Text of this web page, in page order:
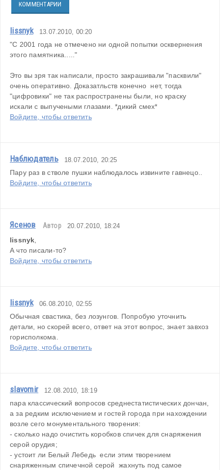
КОММЕНТАРИИ
lissnyk 13.07.2010, 00:20
"С 2001 года не отмечено ни одной попытки осквернения
этого памятника....."
Это вы зря так написали, просто закрашивали "пасквили"
очень оперативно. Доказатльств конечно  нет, тогда
"цифровики" не так распространены были, но краску
искали с выпучеными глазами. *дикий смех*
Войдите, чтобы ответить
Наблюдатель 18.07.2010, 20:25
Пару раз в стволе пушки наблюдалось извините гавнецо..
Войдите, чтобы ответить
Ясенов Автор 20.07.2010, 18:24
lissnyk,
А что писали-то?
Войдите, чтобы ответить
lissnyk 06.08.2010, 02:55
Обычная свастика, без лозунгов. Попробую уточнить
детали, но скорей всего, ответ на этот вопрос, знает завхоз
горисполкома.
Войдите, чтобы ответить
slavomir 12.08.2010, 18:19
пара классический вопросов среднестатистических дончан,
а за редким исключением и гостей города при нахождении
возле сего монументального творения:
- сколько надо очистить коробков спичек для снаряжения
серой орудия;
- устоит ли Белый Лебедь  если этим творением
снаряженным спичечной серой  жахнуть под самое